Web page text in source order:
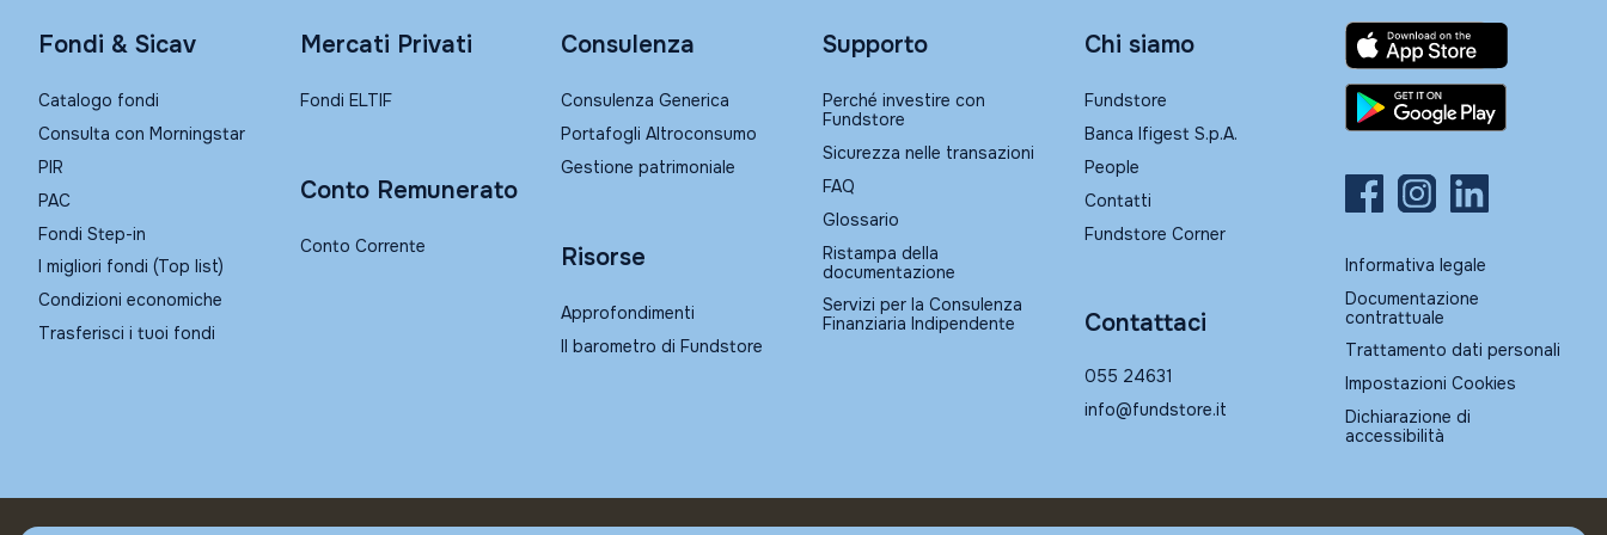
Fondi & Sicav
Catalogo fondi
Consulta con Morningstar
PIR
PAC
Fondi Step-in
I migliori fondi (Top list)
Condizioni economiche
Trasferisci i tuoi fondi
Mercati Privati
Fondi ELTIF
Conto Remunerato
Conto Corrente
Consulenza
Consulenza Generica
Portafogli Altroconsumo
Gestione patrimoniale
Risorse
Approfondimenti
Il barometro di Fundstore
Supporto
Perché investire con
Fundstore
Sicurezza nelle transazioni
FAQ
Glossario
Ristampa della
documentazione
Servizi per la Consulenza
Finanziaria Indipendente
Chi siamo
Fundstore
Banca Ifigest S.p.A.
People
Contatti
Fundstore Corner
Contattaci
055 24631
info@fundstore.it
Informativa legale
Documentazione
contrattuale
Trattamento dati personali
Impostazioni Cookies
Dichiarazione di
accessibilità